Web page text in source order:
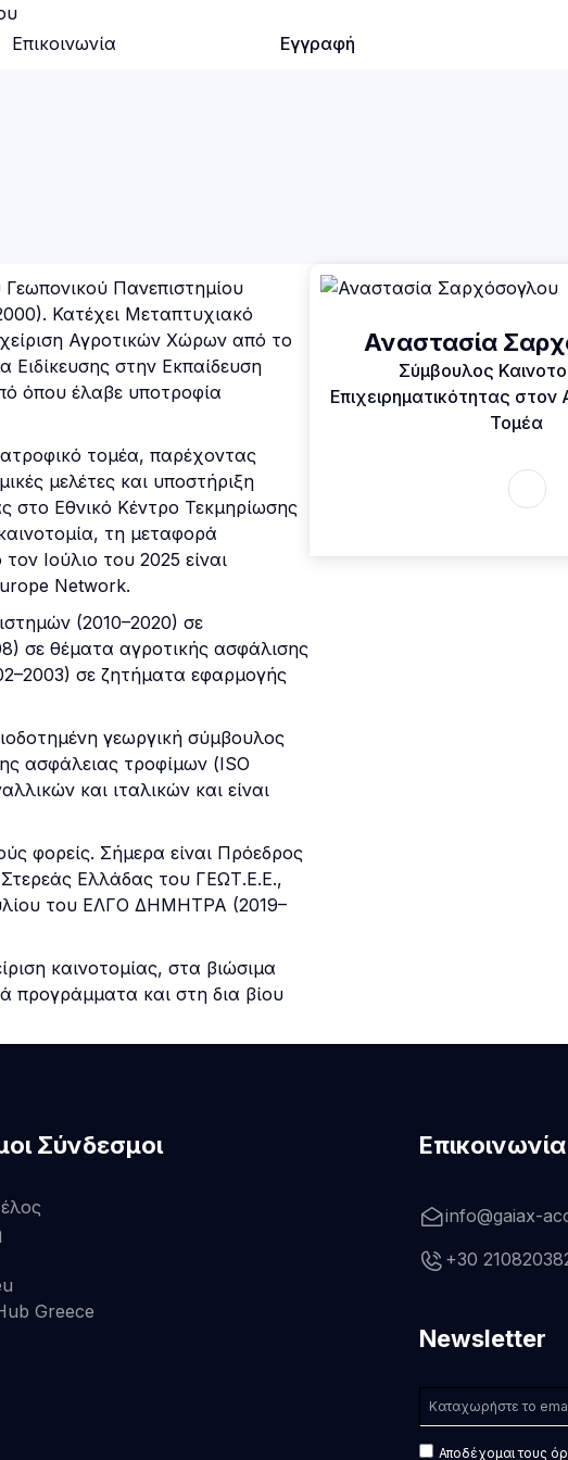
Επικοινωνία Εγγραφή
Πανεπιστημίου
Κατέχει Μεταπτυχιακό
Αγροτικών Χώρων από το
Ειδίκευσης στην Εκπαίδευση
όπου έλαβε υποτροφία
τομέα, παρέχοντας
μελέτες και υποστήριξη
στο Εθνικό Κέντρο Τεκμηρίωσης
τη μεταφορά
Ιούλιο του 2025 είναι
Network.
(2010–2020) σε
σε θέματα αγροτικής ασφάλισης
σε ζητήματα εφαρμογής
γεωργική σύμβουλος
ασφάλειας τροφίμων (ISO
και ιταλικών και είναι
φορείς. Σήμερα είναι Πρόεδρος
Ελλάδας του ΓΕΩΤ.Ε.Ε.,
του ΕΛΓΟ ΔΗΜΗΤΡΑ (2019–
καινοτομίας, στα βιώσιμα
προγράμματα και στη δια βίου
Αναστασία
Σύμβουλος
Επιχειρηματικότητας στον
Τομέα
Σύνδεσμοι
Greece
Επικοινωνία
info@gaiax-
+30
Newsletter
Αποδέχομαι τους